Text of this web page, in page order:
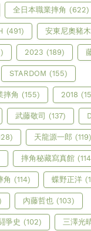
全日本職業摔角 (622)
(491) 安東尼奧豬木
2023 (189)
STARDOM (155)
摔角 (155) 2018
武藤敬司 (137)
天龍源一郎 (119)
摔角秘藏寫真館
角 (114) 蝶野正洋
內藤哲也 (103)
爭史 (102) 三澤光